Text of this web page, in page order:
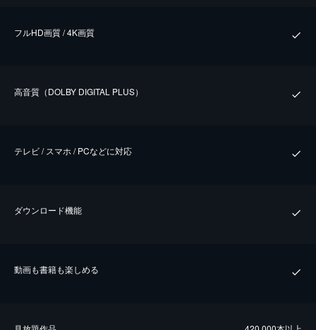
フルHD画質 / 4K画質
⾼⾳質（DOLBY DIGITAL PLUS）
テレビ / スマホ / PCなどに対応
ダウンロード機能
動画も書籍も楽しめる